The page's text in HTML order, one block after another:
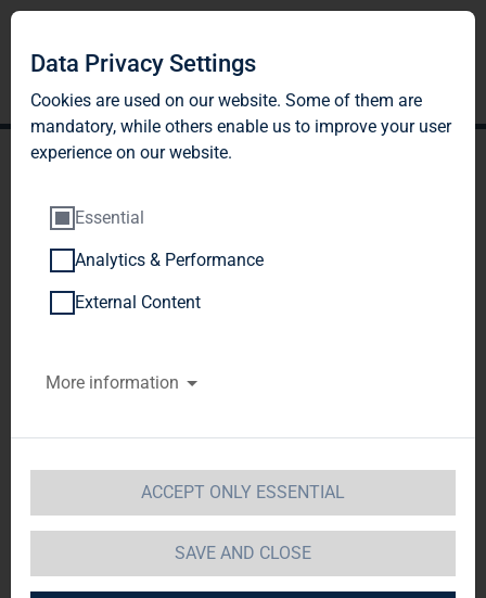
TAG Immobilien AG:
26 Abs. 1 WpHG mit dem
Ziel der europaweiten
Verbreitung
TAG Immobilien AG 20.12.2012
09:09Veröffentlichung einer
Stimmrechtsmitteilung, übermittelt durch die
Data Privacy Settings
Cookies are used on our website. Some of them are
mandatory, while others enable us to improve your user
experience on our website.
Essential
Analytics & Performance
External Content
More information
ACCEPT ONLY ESSENTIAL
SAVE AND CLOSE